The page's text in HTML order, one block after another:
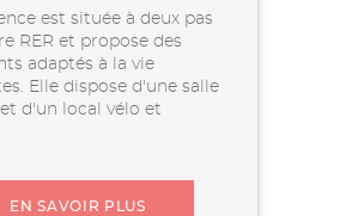
est située à deux pas
RER et propose des
adaptés à la vie
Elle dispose d'une salle
d'un local vélo et
EN SAVOIR PLUS